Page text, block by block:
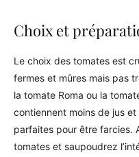
Choix et
Le choix des tomates est
fermes et mûres mais pas
la tomate Roma ou la
contiennent moins de jus
parfaites pour être farcies.
tomates et saupoudrez